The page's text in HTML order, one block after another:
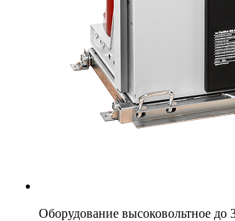
Оборудование высоковольтное до